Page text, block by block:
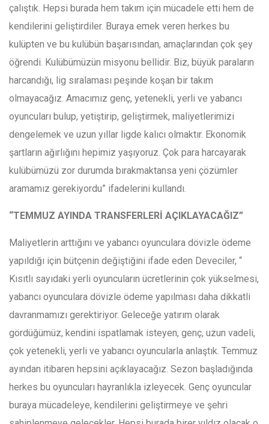
çalıştık. Hepsi burada hem takım için mücadele etti hem de
kendilerini geliştirdiler. Buraya emek veren herkes bu
kulüpten ve bu kulübün başarısından, amaçlarından çok şey
öğrendi. Kulübümüzün misyonu bellidir. Biz, büyük paraların
harcandığı, lig sıralaması peşinde koşan bir takım
olmayacağız. Amacımız genç, yetenekli, yerli ve yabancı
oyuncuları bulup, yetiştirip, geliştirmek, maliyetlerimizi
dengelemek ve uzun yıllar ligde kalıcı olmaktır. Ekonomik
şartların ağırlığını hepimiz yaşıyoruz. Çok para harcayarak
kulübümüzü zor durumda bırakmaktansa yeni çözümler
aramamız gerekiyordu” ifadelerini kullandı.
“TEMMUZ AYINDA TRANSFERLERİ AÇIKLAYACAĞIZ”
Maliyetlerin arttığını ve yabancı oyunculara dövizle ödeme
yapıldığı için bütçenin değiştiğini ifade eden Deveciler, “
Kısıtlı sayıdaki yerli oyuncuların ücretlerinin çok yükselmesi,
yabancı oyunculara dövizle ödeme yapılması daha dikkatli
davranmamızı gerektiriyor. Geleceğe yatırım olarak
gördüğümüz, kendini ispatlamak isteyen, genç, uzun vadeli,
çok yetenekli, yerli ve yabancı oyuncularla anlaştık. Temmuz
ayından itibaren hepsini açıklayacağız. Sezon başladığında
herkes bu oyuncuları hayranlıkla izleyecek. Genç oyuncular
buraya mücadeleye, kendilerini geliştirmeye ve şehri